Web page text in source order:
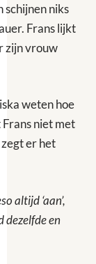
schijnen niks
Frans lijkt
zijn vrouw
weten hoe
niet met
er het
altijd ‘aan’,
dezelfde en